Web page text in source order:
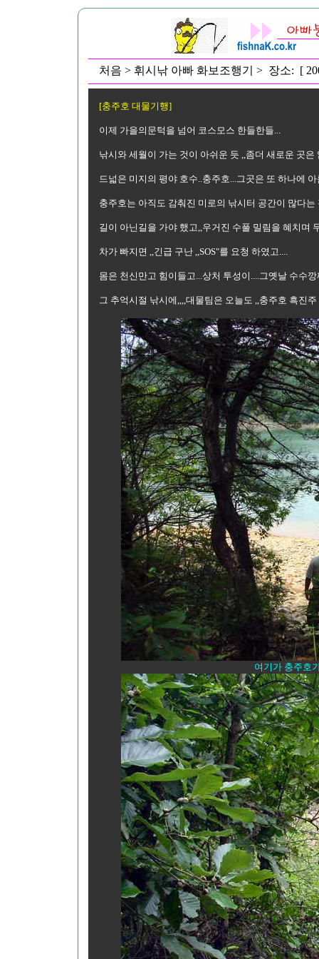
처음 > 휘시낚 아빠 화보조행기 > 장소: [
[충주호 대물기행]
이제 가을의문턱을 넘어 코스모스 한들한들...
낚시와 세월이 가는 것이 아쉬운 듯 ,,좀더 새로운 곳은
드넓은 미지의 평야 호수..충주호...그곳은 또 하나에
충주호는 아직도 감춰진 미로의 낚시터 공간이 많다
길이 아닌길을 가야 했고,,우거진 수풀 밀림을 혜치며
차가 빠지면 ,,긴급 구난 ,,SOS"를 요청 하였고....
몸은 천신만고 힘이들고...상처 투성이....그옛날 수수
그 추억시절 낚시에,,,,대물팀은 오늘도 ,,충주호 흑진
여기가 충주호